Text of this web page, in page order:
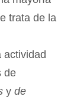
trata de la
actividad
de
y de